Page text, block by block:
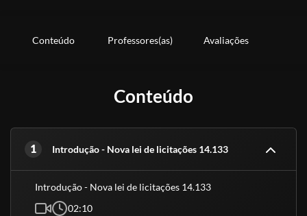
Conteúdo Professores(as) Avaliações
Conteúdo
1 Introdução - Nova lei de licitações 14.133
Introdução - Nova lei de licitações 14.133
02:10